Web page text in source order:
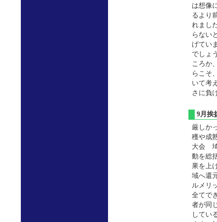
は想像
るより
れまし
らない
げてい
でしょ
ころか
らこそ
いて考
さに負
9月
厳しか
穫や成
大会 埼
動を総
果を上
域へ還
ルメリ
全てで
者が同
してい